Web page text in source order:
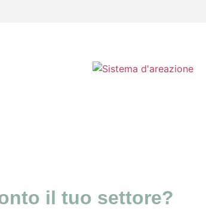
il tuo settore?